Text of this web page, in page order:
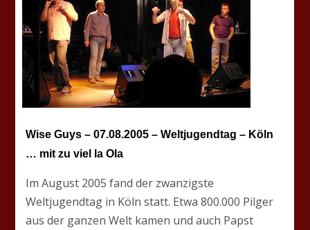
Wise Guys – 07.08.2005 – Weltjugendtag – Köln
… mit zu viel la Ola
Im August 2005 fand der zwanzigste
Weltjugendtag in Köln statt. Etwa 800.000 Pilger
aus der ganzen Welt kamen und auch Papst